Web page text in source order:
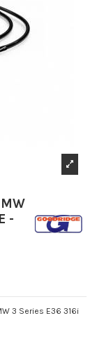
-
3 Series E36 316i